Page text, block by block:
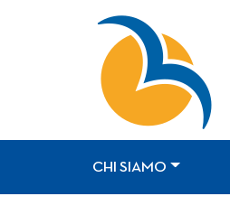
CHI SIAMO